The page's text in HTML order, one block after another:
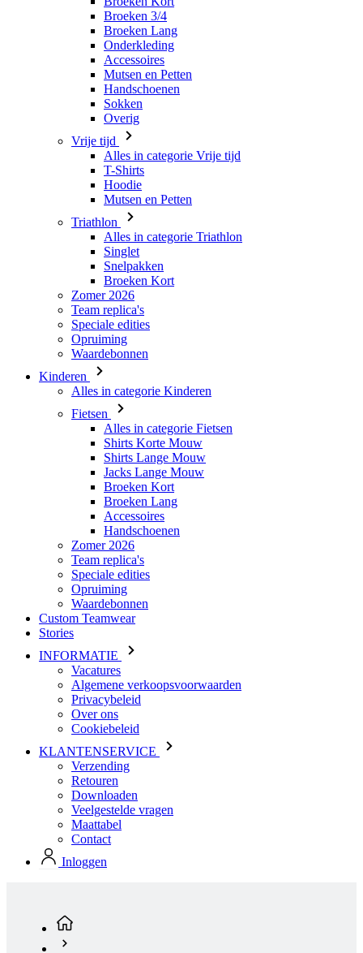
Broeken 3/4
Broeken Lang
Onderkleding
Accessoires
Mutsen en Petten
Handschoenen
Sokken
Overig
Vrije tijd
Alles in categorie Vrije tijd
T-Shirts
Hoodie
Mutsen en Petten
Triathlon
Alles in categorie Triathlon
Singlet
Snelpakken
Broeken Kort
Zomer 2026
Team replica's
Speciale edities
Opruiming
Waardebonnen
Kinderen
Alles in categorie Kinderen
Fietsen
Alles in categorie Fietsen
Shirts Korte Mouw
Shirts Lange Mouw
Jacks Lange Mouw
Broeken Kort
Broeken Lang
Accessoires
Handschoenen
Zomer 2026
Team replica's
Speciale edities
Opruiming
Waardebonnen
Custom Teamwear
Stories
INFORMATIE
Vacatures
Algemene verkoopsvoorwaarden
Privacybeleid
Over ons
Cookiebeleid
KLANTENSERVICE
Verzending
Retouren
Downloaden
Veelgestelde vragen
Maattabel
Contact
Inloggen